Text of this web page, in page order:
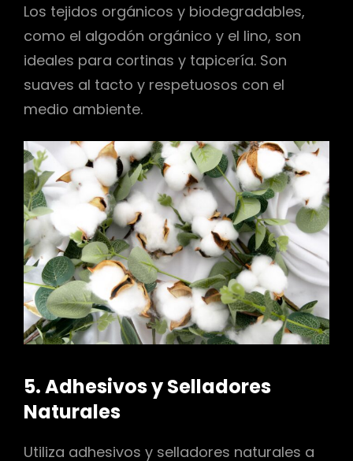
Los tejidos orgánicos y biodegradables,
como el algodón orgánico y el lino, son
ideales para cortinas y tapicería. Son
suaves al tacto y respetuosos con el
medio ambiente.
5. Adhesivos y Selladores
Naturales
Utiliza adhesivos y selladores naturales a